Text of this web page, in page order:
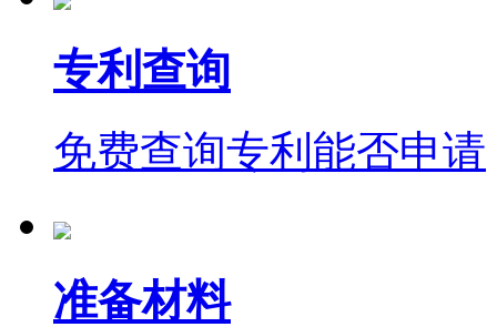
专利查询
免费查询专利能否申请
准备材料